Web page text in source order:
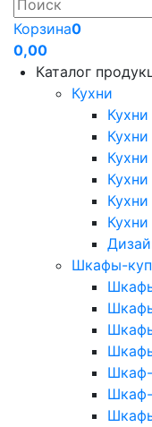
Корзина0
0,00
Каталог
Кухни
Шкафы-
Шкаф-
Шкаф-